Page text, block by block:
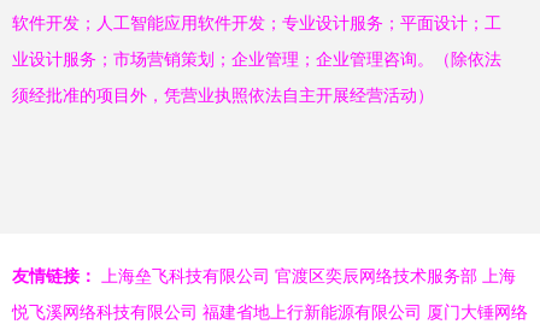
软件开发；人工智能应用软件开发；专业设计服务；平面设计；工
业设计服务；市场营销策划；企业管理；企业管理咨询。（除依法
须经批准的项目外，凭营业执照依法自主开展经营活动）
友情链接： 上海垒飞科技有限公司 官渡区奕辰网络技术服务部
上海
悦飞溪网络科技有限公司 福建省地上行新能源有限公司 厦门大锤网络